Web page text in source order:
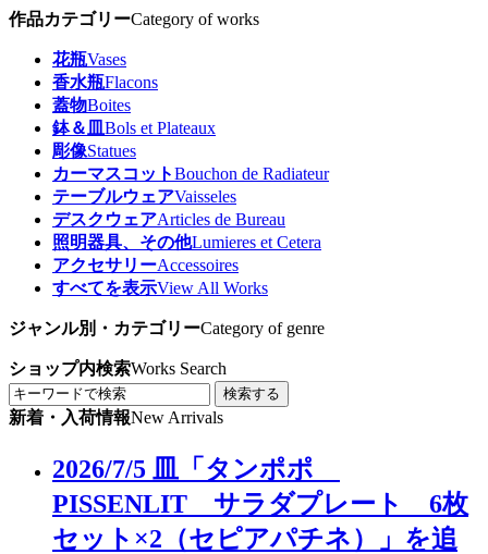
作品カテゴリーCategory of works
花瓶Vases
香水瓶Flacons
蓋物Boites
鉢＆皿 Bols et Plateaux
彫像Statues
カーマスコットBouchon de Radiateur
テーブルウェアVaisseles
デスクウェアArticles de Bureau
照明器具、その他Lumieres et Cetera
アクセサリーAccessoires
すべてを表示View All Works
ジャンル別・カテゴリーCategory of genre
ショップ内検索Works Search
検索する
新着・入荷情報New Arrivals
2026/7/5 皿「タンポポ
PISSENLIT サラダプレート 6枚
セット×2（セピアパチネ）」を追